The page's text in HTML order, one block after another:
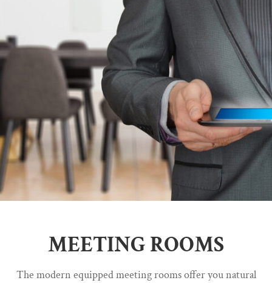
MEETING ROOMS
The modern equipped meeting rooms offer you natural